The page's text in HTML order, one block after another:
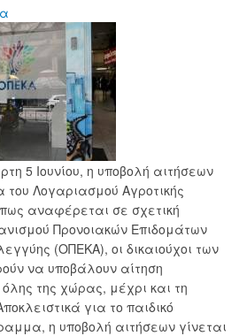
5 Ιουνίου, η υποβολή αιτήσεων
Λογαριασμού Αγροτικής
αναφέρεται σε σχετική
Προνοιακών Επιδομάτων
(ΟΠΕΚΑ), οι δικαιούχοι των
να υποβάλουν αίτηση
της χώρας, μέχρι και τη
για το παιδικό
η υποβολή αιτήσεων γίνεται